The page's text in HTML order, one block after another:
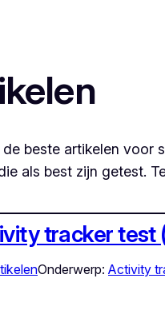
beste artikelen voor
als best zijn getest.
tracker test
Onderwerp: Activity